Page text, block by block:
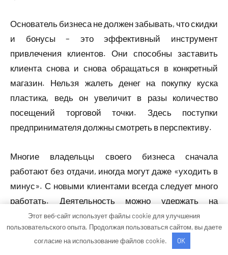
Основатель бизнеса не должен забывать, что скидки
и бонусы – это эффективный инструмент
привлечения клиентов. Они способны заставить
клиента снова и снова обращаться в конкретный
магазин. Нельзя жалеть денег на покупку куска
пластика, ведь он увеличит в разы количество
посещений торговой точки. Здесь поступки
предпринимателя должны смотреть в перспективу.
Многие владельцы своего бизнеса сначала
работают без отдачи, иногда могут даже «уходить в
минус». С новыми клиентами всегда следует много
работать. Деятельность можно удержать на
основании заманчивых акций и скидок. Схема
продвижения любой деятельности такова: сначала
происходит работа на имя, а затем уже имя работает
Этот веб-сайт использует файлы cookie для улучшения
пользовательского опыта. Продолжая пользоваться сайтом, вы даете
согласие на использование файлов cookie.
OK